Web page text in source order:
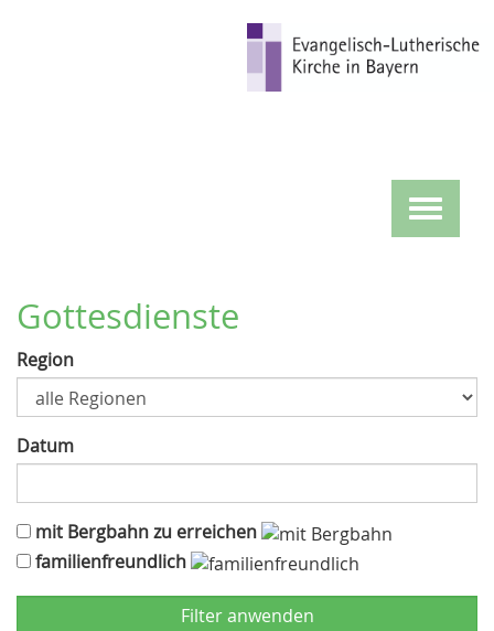
zum
Inhalt
Toggle
Gottesdienste
Region
Datum
mit Bergbahn zu erreichen
familienfreundlich